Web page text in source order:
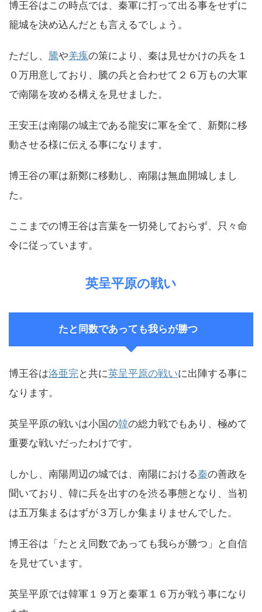
博王谷はこの時点では、秦軍に打って出る事をせずに
籠城を決め込んだとも言えるでしょう。
ただし、 騰や羌瘣の策により、秦は見せかけの兵を１
０万用意しており、騰の兵と合わせて２６万もの大軍
で南陽を攻める構えを見せました。
王安王は南陽の城主である龍安に軍を全て、新鄭に移
動させる様に伝える事になります。
博王谷の軍は新鄭に移動し、南陽は無血開城しまし
た。
ここまでの博王谷は言葉を一切発しておらず、只々命
令に従っています。
英呈平原の戦い
たと同数であっても我らが勝つ
博王谷は洛亜完と共に英呈平原の戦いに出陣する事に
なります。
英呈平原の戦いは小国の韓の総力戦でもあり、極めて
重要な戦いだったわけです。
しかし、南陽周辺の城では、南陽における秦の善政を
聞いており、韓に兵を出すのを渋る事態となり、当初
は五万集まるはずが３万しか集まりませんでした。
博王谷は「たとえ同数であっても我らが勝つ」と自信
を見せています。
英呈平原では韓軍１９万と秦軍１６万が戦う事になり